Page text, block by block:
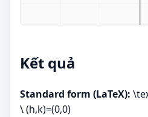
Kết quả
Standard form (LaTeX):
\ (h,k)=(0,0)